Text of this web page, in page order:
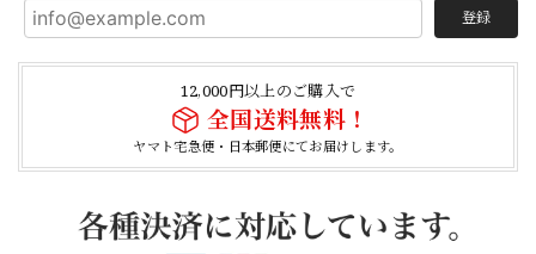
登録
12,000円以上のご購入で
全国送料無料！
ヤマト宅急便・日本郵便にてお届けします。
【USED】Canadian Army IECS Fleece Pants 実物 カナダ軍 フリースパンツ ユーズド
⑥サイズ
2026/04/17
2026/04/02